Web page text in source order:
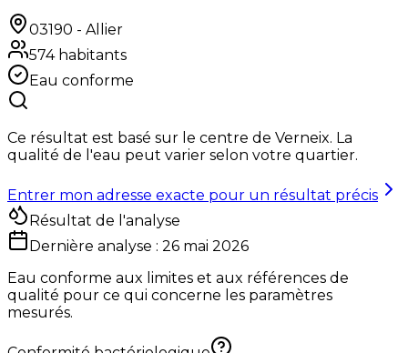
03190 - Allier
574habitants
Eau conforme
Ce résultat est basé sur le centre de Verneix. La
qualité de l'eau peut varier selon votre quartier.
Entrer mon adresse exacte pour un résultat précis
Résultat de l'analyse
Dernière analyse : 26 mai 2026
Eau conforme aux limites et aux références de
qualité pour ce qui concerne les paramètres
mesurés.